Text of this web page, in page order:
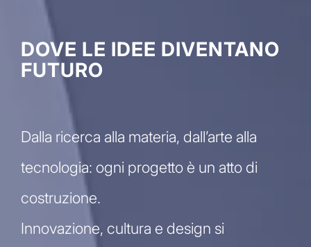
DOVE LE IDEE DIVENTANO
FUTURO
Dalla ricerca alla materia, dall’arte alla
tecnologia: ogni progetto è un atto di
costruzione.
Innovazione, cultura e design si